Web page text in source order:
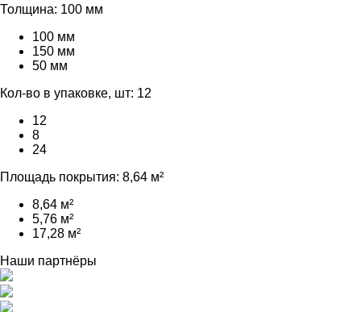
Толщина: 100 мм
100 мм
150 мм
50 мм
Кол-во в упаковке, шт: 12
12
8
24
Площадь покрытия: 8,64 м²
8,64 м²
5,76 м²
17,28 м²
Наши партнёры